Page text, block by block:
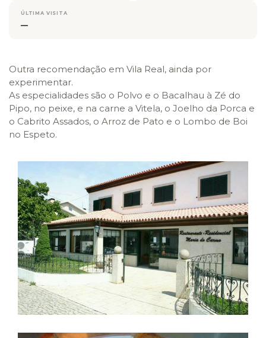
ÚLTIMA VISITA
—
Outra recomendação em Vila Real, ainda por
experimentar.
As especialidades são o Polvo e o Bacalhau à Zé do
Pipo, no peixe, e na carne a Vitela, o Joelho da Porca e
o Cabrito Assados, o Arroz de Pato e o Lombo de Boi
no Espeto.